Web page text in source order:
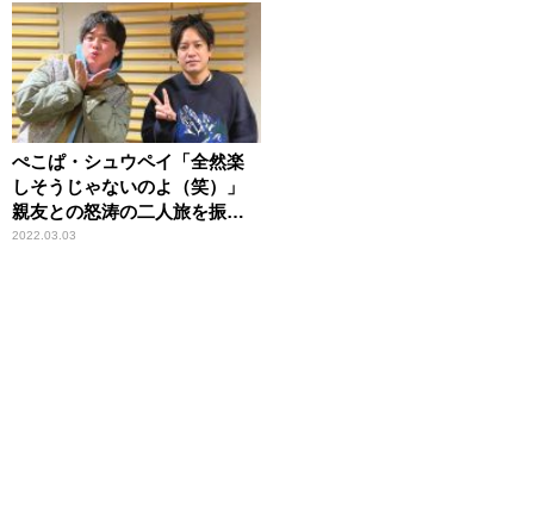
語る【インタビュー】
ぺこぱ・シュウペイ「全然楽
しそうじゃないのよ（笑）」
親友との怒涛の二人旅を振り
返る
2022.03.03